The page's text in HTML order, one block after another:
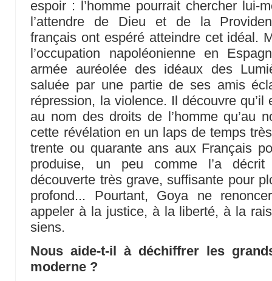
espoir : l’homme pourrait chercher lui-
l’attendre de Dieu et de la
français ont espéré atteindre cet idéal.
l’occupation napoléonienne en
armée auréolée des idéaux des
saluée par une partie de ses amis
répression, la violence. Il découvre
au nom des droits de l’homme qu’au
cette révélation en un laps de temps
trente ou quarante ans aux Français
produise, un peu comme l’a
découverte très grave, suffisante pour
profond... Pourtant, Goya ne
appeler à la justice, à la liberté, à la
siens.
Nous aide-t-il à déchiffrer les
moderne ?